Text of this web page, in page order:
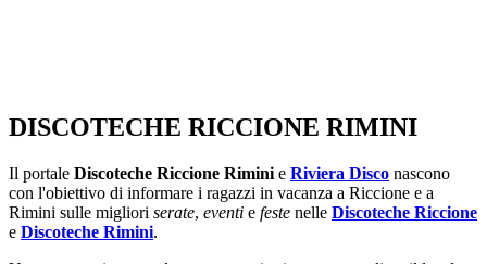
DISCOTECHE RICCIONE RIMINI
Il portale Discoteche Riccione Rimini e Riviera Disco nascono
con l'obiettivo di informare i ragazzi in vacanza a Riccione e a
Rimini sulle migliori serate, eventi e feste nelle Discoteche Riccione
e Discoteche Rimini.